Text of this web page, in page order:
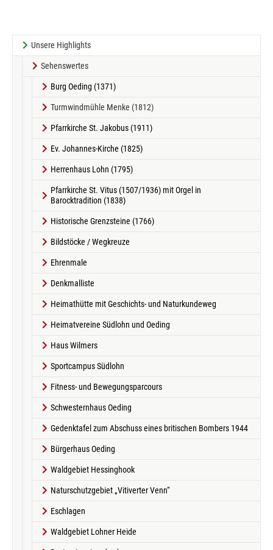
Unsere Highlights
Sehenswertes
Burg Oeding (1371)
Turmwindmühle Menke (1812)(current)
Pfarrkirche St. Jakobus (1911)
Ev. Johannes-Kirche (1825)
Herrenhaus Lohn (1795)
Pfarrkirche St. Vitus (1507/1936) mit Orgel in
Barocktradition (1838)
Historische Grenzsteine (1766)
Bildstöcke / Wegkreuze
Ehrenmale
Denkmalliste
Heimathütte mit Geschichts- und Naturkundeweg
Heimatvereine Südlohn und Oeding
Haus Wilmers
Sportcampus Südlohn
Fitness- und Bewegungsparcours
Schwesternhaus Oeding
Gedenktafel zum Abschuss eines britischen Bombers 1944
Bürgerhaus Oeding
Waldgebiet Hessinghook
Naturschutzgebiet „Vitiverter Venn“
Eschlagen
Waldgebiet Lohner Heide